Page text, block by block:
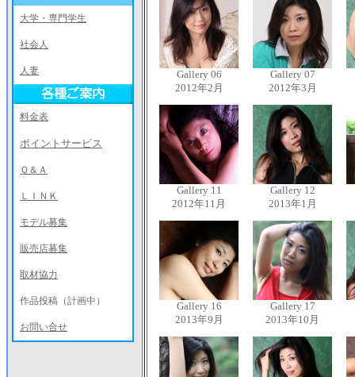
大学・専門学生
社会人
人妻
料金表
ポイントサービス
Ｑ＆Ａ
ＬＩＮＫ
モデル募集
販売店募集
取材協力
作品投稿（計画中）
お問い合せ
Gallery 06
2012年2月
Gallery 07
2012年3月
Gallery 11
2012年11月
Gallery 12
2013年1月
Gallery 16
2013年9月
Gallery 17
2013年10月